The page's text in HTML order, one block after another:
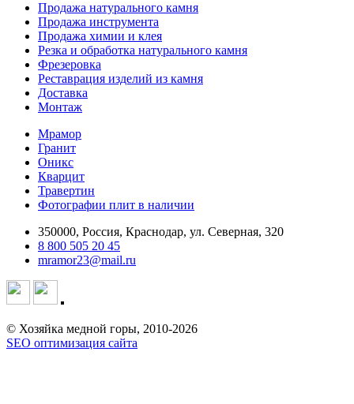
Продажа натурального камня
Продажа инструмента
Продажа химии и клея
Резка и обработка натурального камня
Фрезеровка
Реставрация изделий из камня
Доставка
Монтаж
Мрамор
Гранит
Оникс
Кварцит
Травертин
Фотографии плит в наличии
350000, Россия, Краснодар, ул. Северная, 320
8 800 505 20 45
mramor23@mail.ru
© Хозяйка медной горы, 2010-2026
SEO оптимизация сайта